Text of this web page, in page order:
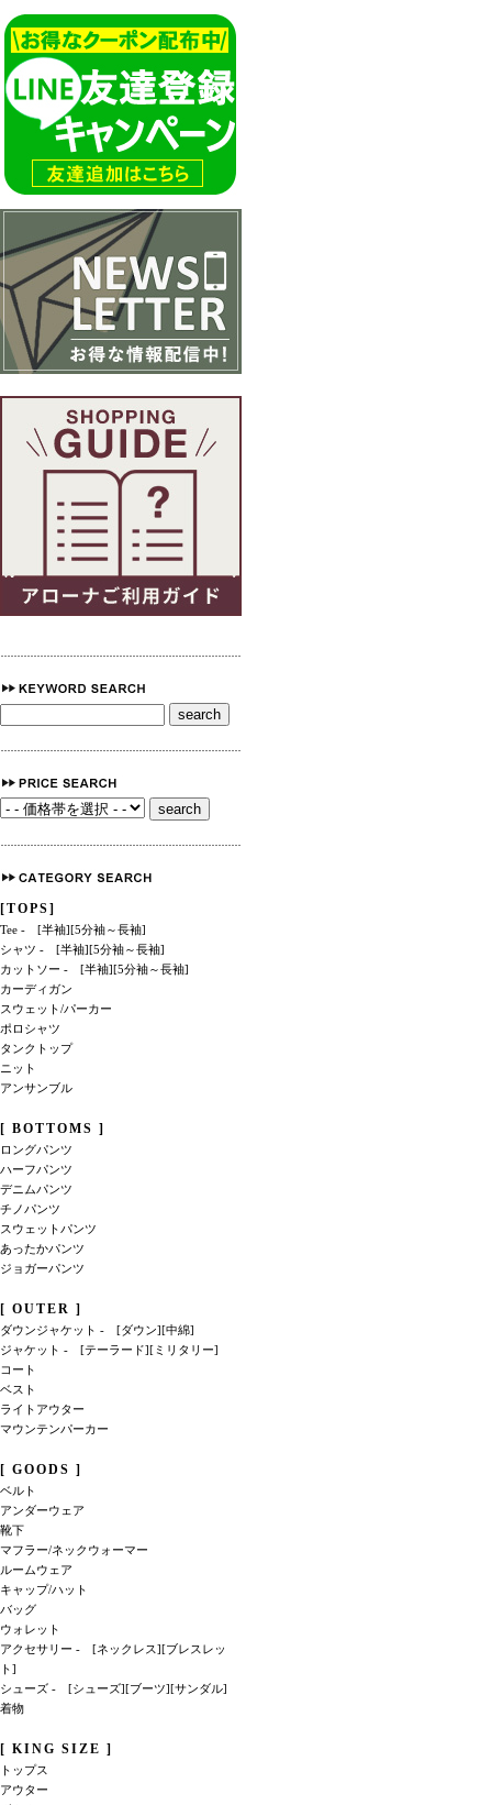
[TOPS]
Tee - [半袖][5分袖～長袖]
シャツ - [半袖][5分袖～長袖]
カットソー - [半袖][5分袖～長袖]
カーディガン
スウェット/パーカー
ポロシャツ
タンクトップ
ニット
アンサンブル
[ BOTTOMS ]
ロングパンツ
ハーフパンツ
デニムパンツ
チノパンツ
スウェットパンツ
あったかパンツ
ジョガーパンツ
[ OUTER ]
ダウンジャケット - [ダウン][中綿]
ジャケット - [テーラード][ミリタリー]
コート
ベスト
ライトアウター
マウンテンパーカー
[ GOODS ]
ベルト
アンダーウェア
靴下
マフラー/ネックウォーマー
ルームウェア
キャップ/ハット
バッグ
ウォレット
アクセサリー - [ネックレス][ブレスレッ
ト]
シューズ - [シューズ][ブーツ][サンダル]
着物
[ KING SIZE ]
トップス
アウター